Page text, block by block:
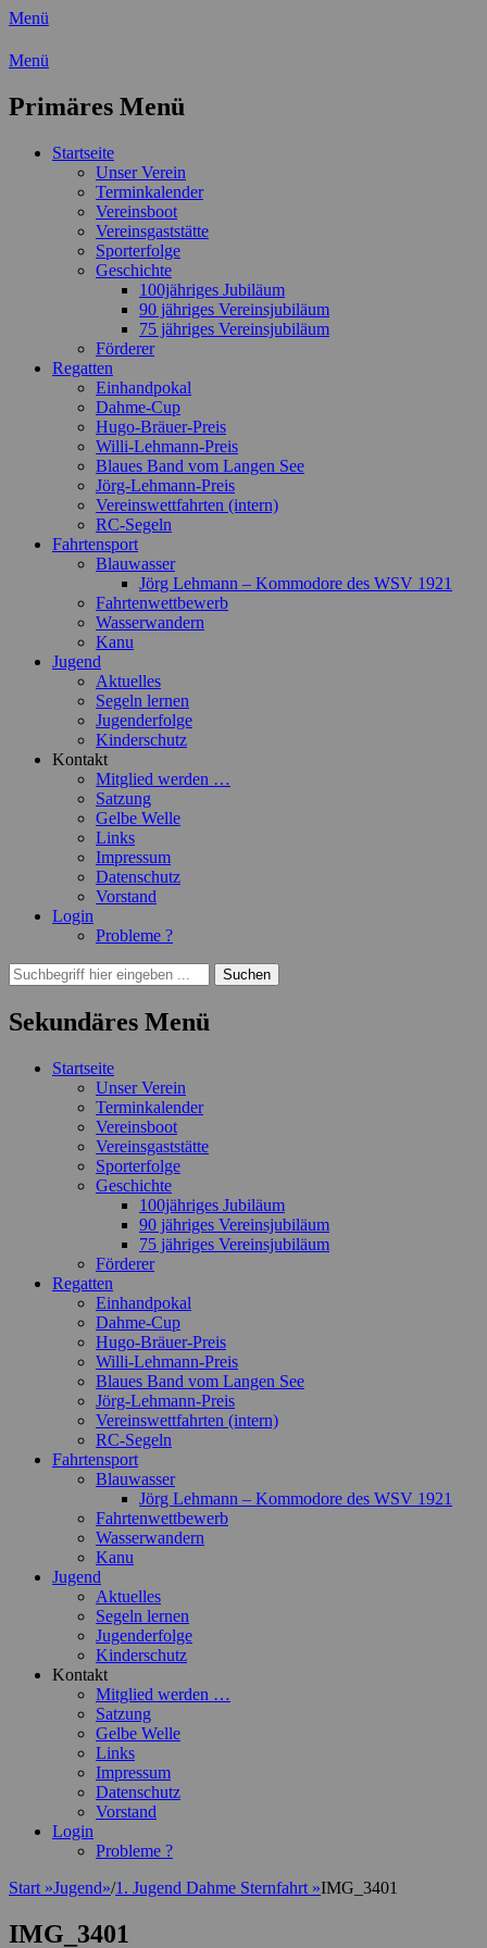
Menü
Wassersport-Verein 1921 e.V.
Freizeit mit der ganzen Familie
Menü
Primäres Menü
Zum
Startseite
Unser Verein
Terminkalender
Vereinsboot
Vereinsgaststätte
Sporterfolge
Geschichte
100jähriges Jubiläum
90 jähriges Vereinsjubiläum
75 jähriges Vereinsjubiläum
Förderer
Regatten
Einhandpokal
Dahme-Cup
Hugo-Bräuer-Preis
Willi-Lehmann-Preis
Blaues Band vom Langen See
Jörg-Lehmann-Preis
Vereinswettfahrten (intern)
RC-Segeln
Fahrtensport
Blauwasser
Jörg Lehmann – Kommodore des WSV 1921
Fahrtenwettbewerb
Wasserwandern
Kanu
Jugend
Aktuelles
Segeln lernen
Jugenderfolge
Kinderschutz
Kontakt
Mitglied werden …
Satzung
Gelbe Welle
Links
Impressum
Datenschutz
Vorstand
Login
Probleme ?
Suchen
Suchen
nach:
Sekundäres Menü
Zum
Startseite
Unser Verein
Terminkalender
Vereinsboot
Vereinsgaststätte
Sporterfolge
Geschichte
100jähriges Jubiläum
90 jähriges Vereinsjubiläum
75 jähriges Vereinsjubiläum
Förderer
Regatten
Einhandpokal
Dahme-Cup
Hugo-Bräuer-Preis
Willi-Lehmann-Preis
Blaues Band vom Langen See
Jörg-Lehmann-Preis
Vereinswettfahrten (intern)
RC-Segeln
Fahrtensport
Blauwasser
Jörg Lehmann – Kommodore des WSV 1921
Fahrtenwettbewerb
Wasserwandern
Kanu
Jugend
Aktuelles
Segeln lernen
Jugenderfolge
Kinderschutz
Kontakt
Mitglied werden …
Satzung
Gelbe Welle
Links
Impressum
Datenschutz
Vorstand
Login
Probleme ?
Start »Jugend»/1. Jugend Dahme Sternfahrt »IMG_3401
IMG_3401